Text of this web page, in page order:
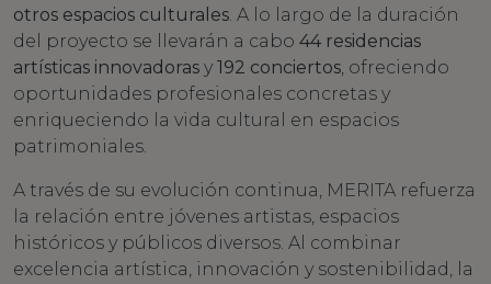
otros espacios culturales. A lo largo de la duración
del proyecto se llevarán a cabo 44 residencias
artísticas innovadoras y 192 conciertos, ofreciendo
oportunidades profesionales concretas y
enriqueciendo la vida cultural en espacios
patrimoniales.
A través de su evolución continua, MERITA refuerza
la relación entre jóvenes artistas, espacios
históricos y públicos diversos. Al combinar
excelencia artística, innovación y sostenibilidad, la